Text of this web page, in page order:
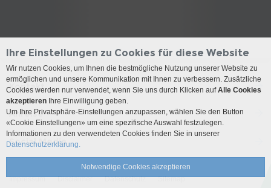
Kontakt
Anreise
Social Media
Impressum Disclaimer Datenschutz Sitemap
Ihre Einstellungen zu Cookies für diese Website
Wir nutzen Cookies, um Ihnen die bestmögliche Nutzung unserer Website zu
ermöglichen und unsere Kommunikation mit Ihnen zu verbessern. Zusätzliche
Cookies werden nur verwendet, wenn Sie uns durch Klicken aufAlle Cookies
akzeptieren Ihre Einwilligung geben.
Um Ihre Privatsphäre-Einstellungen anzupassen, wählen Sie den Button
«Cookie Einstellungen» um eine spezifische Auswahl festzulegen.
Informationen zu den verwendeten Cookies finden Sie in unserer
Datenschutzerklärung.
Notwendige Cookies akzeptieren